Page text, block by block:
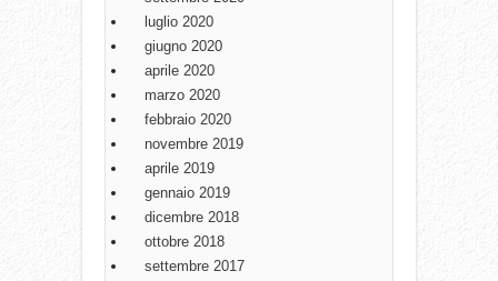
luglio 2020
giugno 2020
aprile 2020
marzo 2020
febbraio 2020
novembre 2019
aprile 2019
gennaio 2019
dicembre 2018
ottobre 2018
settembre 2017